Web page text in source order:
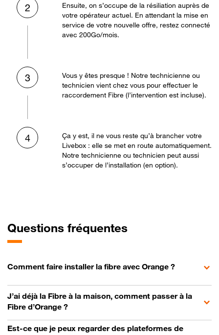
2
Ensuite, on s’occupe de la résiliation auprès de
votre opérateur actuel. En attendant la mise en
service de votre nouvelle offre, restez connecté
avec 200Go/mois.
3
Vous y êtes presque ! Notre technicienne ou
technicien vient chez vous pour effectuer le
raccordement Fibre (l’intervention est incluse).
4
Ça y est, il ne vous reste qu’à brancher votre
Livebox : elle se met en route automatiquement.
Notre technicienne ou technicien peut aussi
s’occuper de l’installation (en option).
Questions fréquentes
Comment faire installer la fibre avec Orange ?
J’ai déjà la Fibre à la maison, comment passer à la
Fibre d’Orange ?
Est-ce que je peux regarder des plateformes de